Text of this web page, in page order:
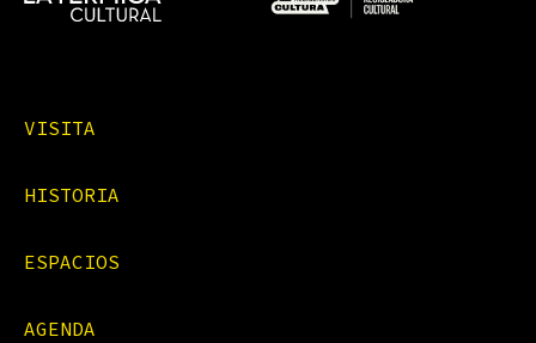
VISITA
HISTORIA
ESPACIOS
AGENDA